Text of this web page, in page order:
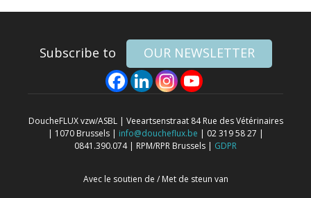
Subscribe to OUR NEWSLETTER
DoucheFLUX vzw/ASBL | Veeartsenstraat 84 Rue des Vétérinaires
| 1070 Brussels | info@doucheflux.be | 02 319 58 27 |
0841.390.074 | RPM/RPR Brussels | GDPR
Avec le soutien de / Met de steun van